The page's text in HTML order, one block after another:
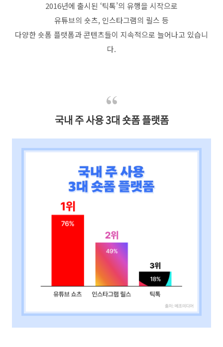
2016년에 출시된 ‘틱톡’의 유행을 시작으로
유튜브의 숏츠, 인스타그램의 릴스 등
다양한 숏폼 플랫폼과 콘텐츠들이 지속적으로 늘어나고 있습니
다.
국내 주 사용 3대 숏폼 플랫폼